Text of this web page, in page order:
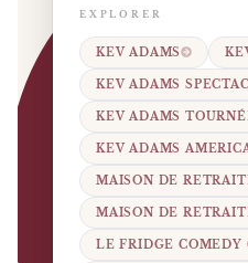
EXPLORER
KEV ADAMS
KEV ADAMS
KEV ADAMS
KEV ADAMS
MAISON DE
MAISON DE
LE FRIDGE COMEDY